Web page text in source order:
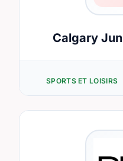
Calgary
SPORTS ET LOISIRS